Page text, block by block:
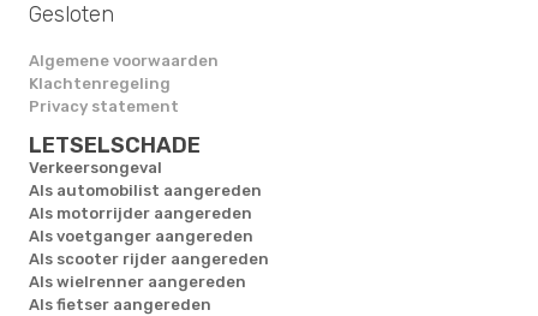
Gesloten
Algemene voorwaarden
Klachtenregeling
Privacy statement
LETSELSCHADE
Verkeersongeval
Als automobilist aangereden
Als motorrijder aangereden
Als voetganger aangereden
Als scooter rijder aangereden
Als wielrenner aangereden
Als fietser aangereden